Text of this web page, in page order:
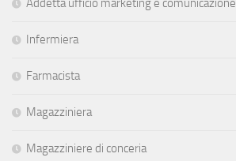
Infermiera
Farmacista
Magazziniera
Magazziniere di conceria